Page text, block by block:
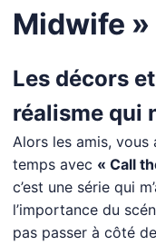
Midwife »
Les décors
réalisme qui
Alors les amis,
temps avec « Call
c’est une série qui
l’importance du
pas passer à côté